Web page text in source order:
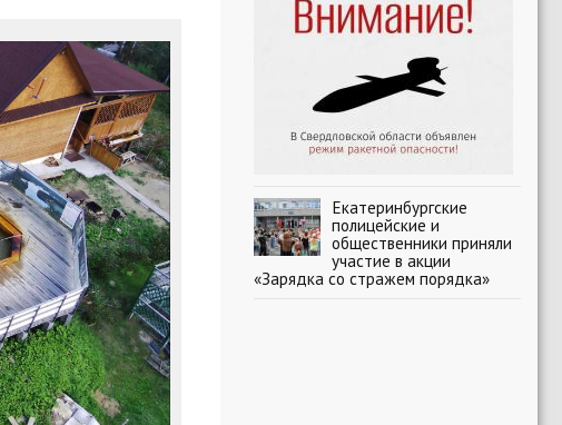
Екатеринбургские
полицейские и
общественники приняли
участие в акции
«Зарядка со стражем порядка»